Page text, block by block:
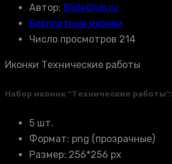
Автор: SlideClub.ru
Бесплатные иконки
Число просмотров 214
Иконки Технические работы
Набор иконок “Технические работы”:
5 шт.
Формат: png (прозрачные)
Размер: 256*256 px